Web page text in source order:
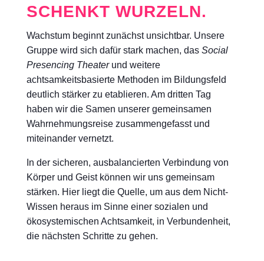
SCHENKT WURZELN.
Wachstum beginnt zunächst unsichtbar. Unsere
Gruppe wird sich dafür stark machen, das Social
Presencing Theaterund weitere
achtsamkeitsbasierte Methoden im Bildungsfeld
deutlich stärker zu etablieren. Am dritten Tag
haben wir die Samen unserer gemeinsamen
Wahrnehmungsreise zusammengefasst und
miteinander vernetzt.
In der sicheren, ausbalancierten Verbindung von
Körper und Geist können wir uns gemeinsam
stärken. Hier liegt die Quelle, um aus dem Nicht-
Wissen heraus im Sinne einer sozialen und
ökosystemischen Achtsamkeit, in Verbundenheit,
die nächsten Schritte zu gehen.